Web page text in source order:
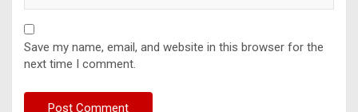
Save my name, email, and website in this browser for the
next time I comment.